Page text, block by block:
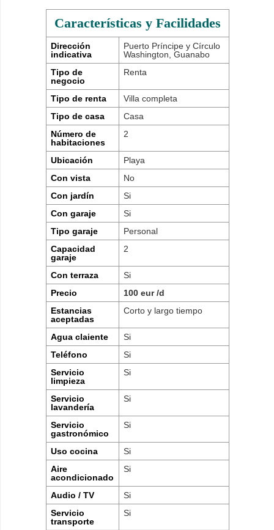
Características y Facilidades
Dirección
indicativa
Puerto Príncipe y Círculo
Washington, Guanabo
Tipo de
negocio
Renta
Tipo de renta
Villa completa
Tipo de casa
Casa
Número de
habitaciones
2
Ubicación
Playa
Con vista
No
Con jardín
Si
Con garaje
Si
Tipo garaje
Personal
Capacidad
garaje
2
Con terraza
Si
Precio
100 eur /d
Estancias
aceptadas
Corto y largo tiempo
Agua claiente
Si
Teléfono
Si
Servicio
limpieza
Si
Servicio
lavandería
Si
Servicio
gastronómico
Si
Uso cocina
Si
Aire
acondicionado
Si
Audio / TV
Si
Servicio
transporte
Si